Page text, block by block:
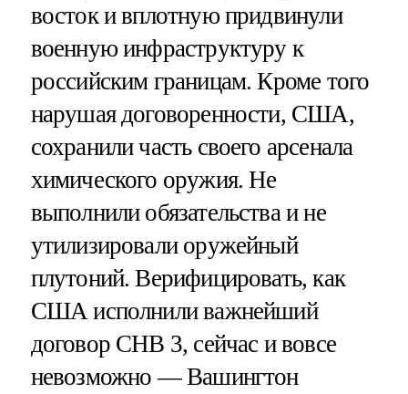
восток и вплотную придвинули
военную инфраструктуру к
российским границам. Кроме того
нарушая договоренности, США,
сохранили часть своего арсенала
химического оружия. Не
выполнили обязательства и не
утилизировали оружейный
плутоний. Верифицировать, как
США исполнили важнейший
договор СНВ 3, сейчас и вовсе
невозможно — Вашингтон